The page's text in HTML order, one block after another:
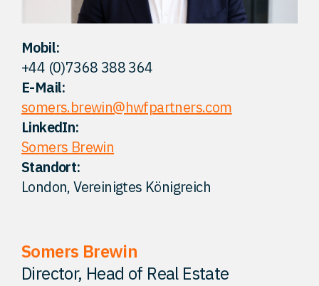
Kontakt
Mobil:
+44 (0)7368 388 364
E-Mail:
somers.brewin@hwfpartners.com
LinkedIn:
Somers Brewin
Standort:
London, Vereinigtes Königreich
Somers Brewin
Director, Head of Real Estate